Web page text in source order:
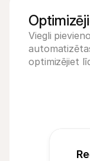
Viegli
optimizējiet